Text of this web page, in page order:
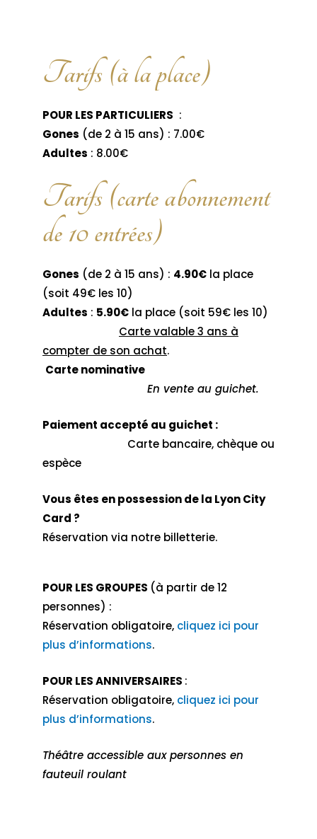
Tarifs (à la place)
POUR LES PARTICULIERS :
Gones (de 2 à 15 ans) : 7.00€
Adultes : 8.00€
Tarifs (carte abonnement
de 10 entrées)
Gones (de 2 à 15 ans) : 4.90€ la place
(soit 49€ les 10)
Adultes : 5.90€ la place (soit 59€ les 10)
Carte valable 3 ans à
compter de son achat.
Carte nominative
En vente au guichet.
Paiement accepté au guichet :
Carte bancaire, chèque ou
espèce
Vous êtes en possession de la Lyon City
Card ?
Réservation via notre billetterie.
POUR LES GROUPES (à partir de 12
personnes) :
Réservation obligatoire, cliquez ici pour
plus d’informations.
POUR LES ANNIVERSAIRES :
Réservation obligatoire, cliquez ici pour
plus d’informations.
Théâtre accessible aux personnes en
fauteuil roulant